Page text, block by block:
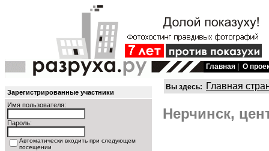
Главная О
Зарегистрированные участники
Имя пользователя:
Пароль:
Автоматически входить при следующем
посещении
Вы здесь: Главная
Нерчинск,